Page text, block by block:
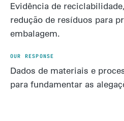
Evidência de
redução de resíduos para
embalagem.
Dados de materiais e
para fundamentar as